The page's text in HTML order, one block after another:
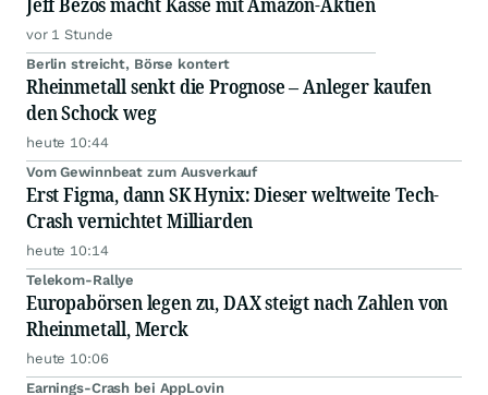
vor 1 Stunde
Berlin streicht, Börse kontert
Rheinmetall senkt die Prognose – Anleger kaufen
den Schock weg
heute 10:44
Vom Gewinnbeat zum Ausverkauf
Erst Figma, dann SK Hynix: Dieser weltweite Tech-
Crash vernichtet Milliarden
heute 10:14
Telekom-Rallye
Europabörsen legen zu, DAX steigt nach Zahlen von
Rheinmetall, Merck
heute 10:06
Earnings-Crash bei AppLovin